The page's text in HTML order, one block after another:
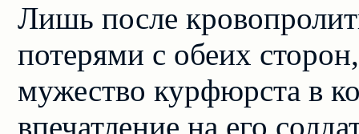
Лишь после
потерями с обеих
мужество курфюрста в
впечатление на его